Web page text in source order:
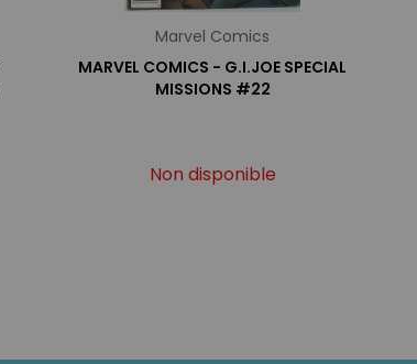
Marvel Comics
MARVEL COMICS - G.I.JOE SPECIAL
MISSIONS #22
Non disponible